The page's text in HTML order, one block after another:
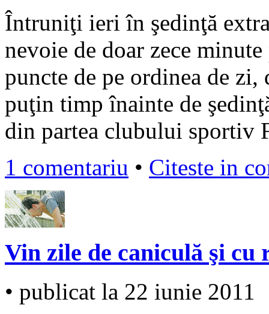
Întruniţi ieri în şedinţă
nevoie de doar zece
puncte de pe ordinea de
puţin timp înainte de
din partea clubului sportiv
1 comentariu • Citeste in
Vin zile de caniculă şi cu
• publicat la 22 iunie 2011